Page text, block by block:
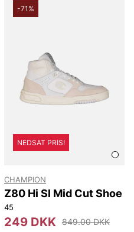
-71%
NEDSAT PRIS!
CHAMPION
Z80 Hi Sl Mid Cut Shoe
45
249 DKK 849.00 DKK